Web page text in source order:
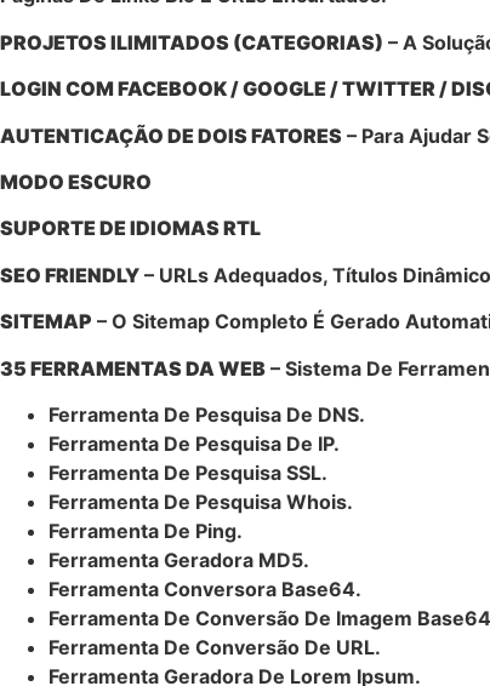
PROJETOS ILIMITADOS (CATEGORIAS) – A
LOGIN COM FACEBOOK / GOOGLE / TWITTER /
AUTENTICAÇÃO DE DOIS FATORES – Para Ajudar
MODO ESCURO
SUPORTE DE IDIOMAS RTL
SEO FRIENDLY – URLs Adequados, Títulos
SITEMAP – O Sitemap Completo É Gerado
35 FERRAMENTAS DA WEB – Sistema De
Ferramenta De Pesquisa De DNS.
Ferramenta De Pesquisa De IP.
Ferramenta De Pesquisa SSL.
Ferramenta De Pesquisa Whois.
Ferramenta De Ping.
Ferramenta Geradora MD5.
Ferramenta Conversora Base64.
Ferramenta De Conversão De Imagem
Ferramenta De Conversão De URL.
Ferramenta Geradora De Lorem Ipsum.